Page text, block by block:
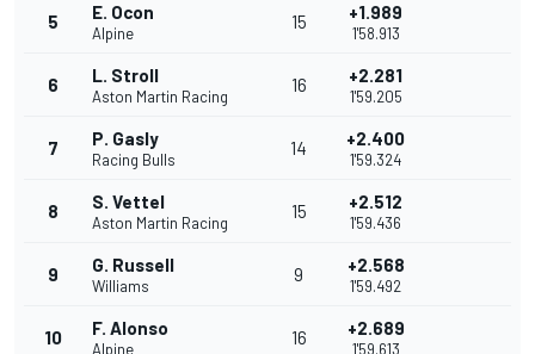
5 E. Ocon
Alpine
15 +1.989
1'58.913
6 L. Stroll
Aston Martin Racing
16 +2.281
1'59.205
7 P. Gasly
Racing Bulls
14 +2.400
1'59.324
8 S. Vettel
Aston Martin Racing
15 +2.512
1'59.436
9 G. Russell
Williams
9 +2.568
1'59.492
10 F. Alonso
Alpine
16 +2.689
1'59.613